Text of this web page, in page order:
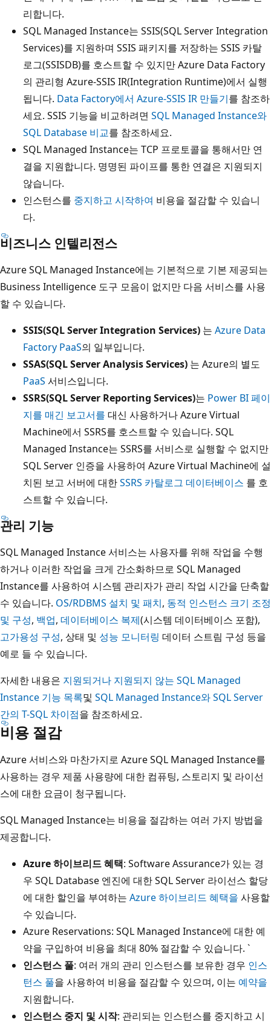
리합니다.
SQL Managed Instance는 SSIS(SQL Server Integration
Services)를 지원하며 SSIS 패키지를 저장하는 SSIS 카탈
로그(SSISDB)를 호스트할 수 있지만 Azure Data Factory
의 관리형 Azure-SSIS IR(Integration Runtime)에서 실행
됩니다. Data Factory에서 Azure-SSIS IR 만들기를 참조하
세요. SSIS 기능을 비교하려면 SQL Managed Instance와
SQL Database 비교를 참조하세요.
SQL Managed Instance는 TCP 프로토콜을 통해서만 연
결을 지원합니다. 명명된 파이프를 통한 연결은 지원되지
않습니다.
인스턴스를 중지하고 시작하여 비용을 절감할 수 있습니
다.
비즈니스 인텔리전스
Azure SQL Managed Instance에는 기본적으로 기본 제공되는
Business Intelligence 도구 모음이 없지만 다음 서비스를 사용
할 수 있습니다.
SSIS(SQL Server Integration Services) 는 Azure Data
Factory PaaS의 일부입니다.
SSAS(SQL Server Analysis Services) 는 Azure의 별도
PaaS 서비스입니다.
SSRS(SQL Server Reporting Services)는 Power BI 페이
지를 매긴 보고서를 대신 사용하거나 Azure Virtual
Machine에서 SSRS를 호스트할 수 있습니다. SQL
Managed Instance는 SSRS를 서비스로 실행할 수 없지만
SQL Server 인증을 사용하여 Azure Virtual Machine에 설
치된 보고 서버에 대한SSRS 카탈로그 데이터베이스 를 호
스트할 수 있습니다.
관리 기능
SQL Managed Instance 서비스는 사용자를 위해 작업을 수행
하거나 이러한 작업을 크게 간소화하므로 SQL Managed
Instance를 사용하여 시스템 관리자가 관리 작업 시간을 단축할
수 있습니다. OS/RDBMS 설치 및 패치, 동적 인스턴스 크기 조정
및 구성, 백업, 데이터베이스 복제(시스템 데이터베이스 포함),
고가용성 구성, 상태 및 성능 모니터링 데이터 스트림 구성 등을
예로 들 수 있습니다.
자세한 내용은 지원되거나 지원되지 않는 SQL Managed
Instance 기능 목록및 SQL Managed Instance와 SQL Server
간의 T-SQL 차이점을 참조하세요.
비용 절감
Azure 서비스와 마찬가지로 Azure SQL Managed Instance를
사용하는 경우 제품 사용량에 대한 컴퓨팅, 스토리지 및 라이선
스에 대한 요금이 청구됩니다.
SQL Managed Instance는 비용을 절감하는 여러 가지 방법을
제공합니다.
Azure 하이브리드 혜택: Software Assurance가 있는 경
우 SQL Database 엔진에 대한 SQL Server 라이선스 할당
에 대한 할인을 부여하는 Azure 하이브리드 혜택을 사용할
수 있습니다.
Azure Reservations: SQL Managed Instance에 대한 예
약을 구입하여 비용을 최대 80% 절감할 수 있습니다. `
인스턴스 풀: 여러 개의 관리 인스턴스를 보유한 경우 인스
턴스 풀을 사용하여 비용을 절감할 수 있으며, 이는 예약을
지원합니다.
인스턴스 중지 및 시작: 관리되는 인스턴스를 중지하고 시